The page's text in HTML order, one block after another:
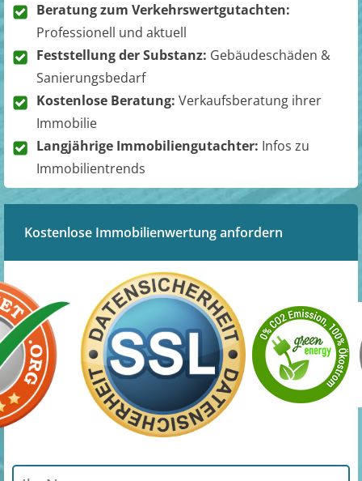
Beratung zum Verkehrswertgutachten:
Professionell und aktuell
Feststellung der Substanz: Gebäudeschäden &
Sanierungsbedarf
Kostenlose Beratung: Verkaufsberatung ihrer
Immobilie
Langjährige Immobiliengutachter: Infos zu
Immobilientrends
Kostenlose Immobilienwertung anfordern